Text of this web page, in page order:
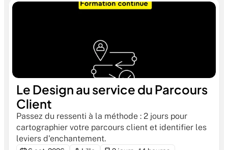
Le Design au service du Parcours
Client
Passez du ressenti à la méthode : 2 jours pour
cartographier votre parcours client et identifier les
leviers d'enchantement.